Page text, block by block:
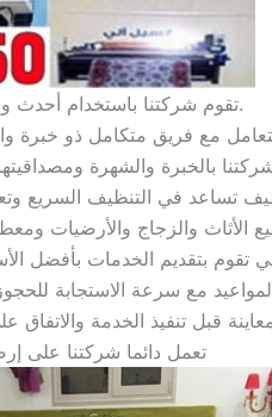
تقوم شركتنا باستخدام أحدث وسائل التنظيف العالمية.
مع فريق متكامل ذو خبرة
تعمل دائما شركتنا على